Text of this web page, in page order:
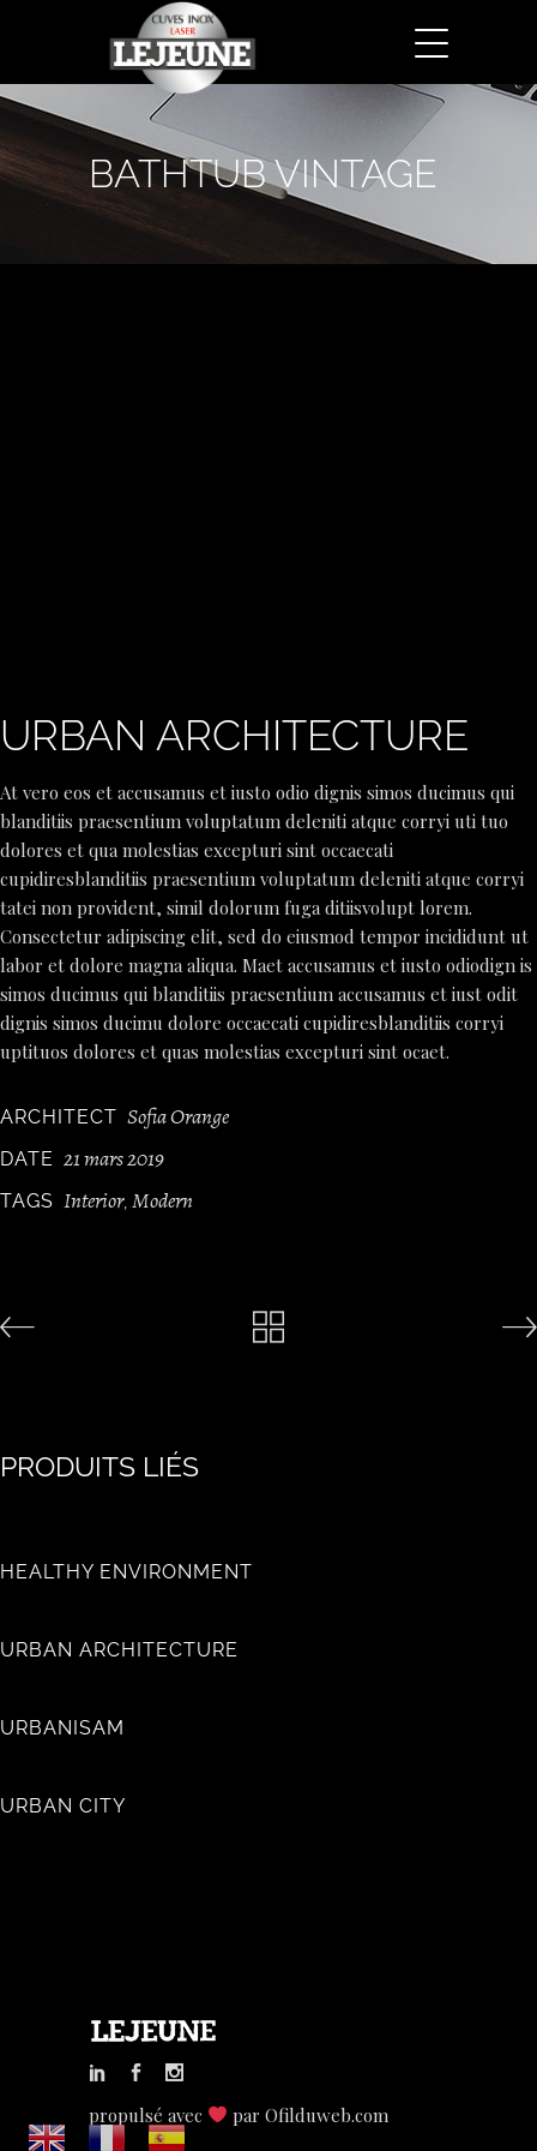
BATHTUB VINTAGE
URBAN ARCHITECTURE
At vero eos et accusamus et iusto odio dignis simos ducimus qui
blanditiis praesentium voluptatum deleniti atque corryi uti tuo
dolores et qua molestias excepturi sint occaecati
cupidiresblanditiis praesentium voluptatum deleniti atque corryi
tatei non provident, simil dolorum fuga ditiisvolupt lorem.
Consectetur adipiscing elit, sed do eiusmod tempor incididunt ut
labor et dolore magna aliqua. Maet accusamus et iusto odiodign is
simos ducimus qui blanditiis praesentium accusamus et iust odit
dignis simos ducimu dolore occaecati cupidiresblanditiis corryi
uptituos dolores et quas molestias excepturi sint ocaet.
ARCHITECT Sofia Orange
DATE 21 mars 2019
TAGS Interior, Modern
PRODUITS LIÉS
HEALTHY ENVIRONMENT
URBAN ARCHITECTURE
URBANISAM
URBAN CITY
propulsé avec parOfilduweb.com